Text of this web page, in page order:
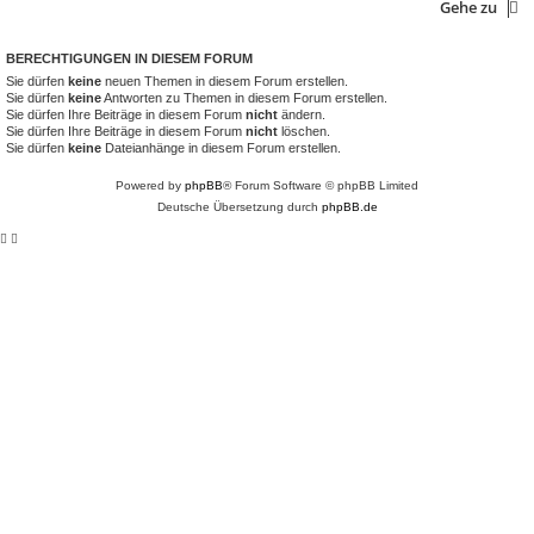
Gehe zu
BERECHTIGUNGEN IN DIESEM FORUM
Sie dürfen keine neuen Themen in diesem Forum erstellen.
Sie dürfen keineAntworten zu Themen in diesem Forum erstellen.
Sie dürfen Ihre Beiträge in diesem Forum nicht ändern.
Sie dürfen Ihre Beiträge in diesem Forum nicht löschen.
Sie dürfen keine Dateianhänge in diesem Forum erstellen.
Powered by phpBB® Forum Software © phpBB Limited
Deutsche Übersetzung durch phpBB.de